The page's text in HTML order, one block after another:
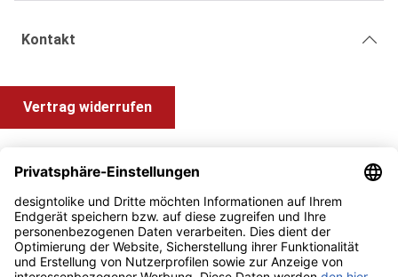
Kontakt
Vertrag widerrufen
Information und Impressum
Zahlung & Versand